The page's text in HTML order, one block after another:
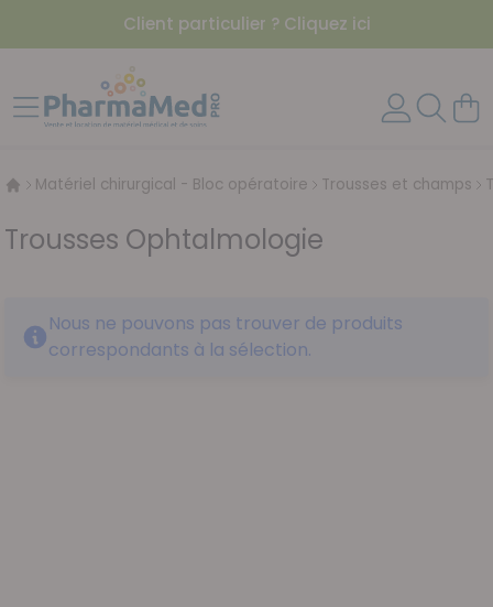
Client particulier ? Cliquez ici
Affichage navigation
Matériel chirurgical - Bloc opératoire Trousses et champs
Trousses Ophtalmologie
Nous ne pouvons pas trouver de produits
correspondants à la sélection.